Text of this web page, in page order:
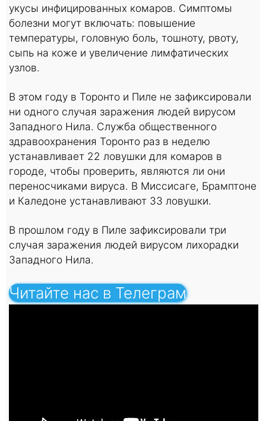
укусы инфицированных комаров. Симптомы
болезни могут включать: повышение
температуры, головную боль, тошноту, рвоту,
сыпь на коже и увеличение лимфатических
узлов.
В этом году в Торонто и Пиле не зафиксировали
ни одного случая заражения людей вирусом
Западного Нила. Служба общественного
здравоохранения Торонто раз в неделю
устанавливает 22 ловушки для комаров в
городе, чтобы проверить, являются ли они
переносчиками вируса. В Миссисаге, Брамптоне
и Каледоне устанавливают 33 ловушки.
В прошлом году в Пиле зафиксировали три
случая заражения людей вирусом лихорадки
Западного Нила.
Читайте нас в Телеграм